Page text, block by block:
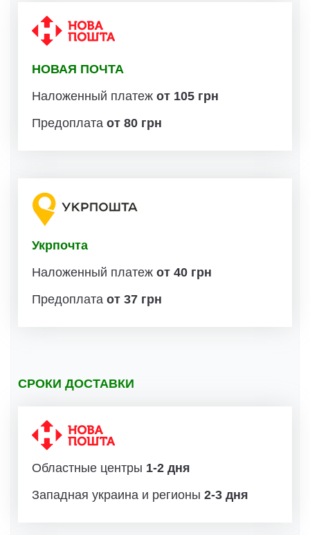
НОВАЯ ПОЧТА
Наложенный платеж от 105 грн
Предоплата от 80 грн
Укрпочта
Наложенный платеж от 40 грн
Предоплата от 37 грн
СРОКИ ДОСТАВКИ
Областные центры 1-2 дня
Западная украина и регионы 2-3 дня